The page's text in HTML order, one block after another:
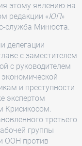
этому явлению на
редакции «ЮП»
служба Минюста.
делегации
с заместителем
с руководителем
и преступности
экспертом
Крисикосом.
третьего
группы
ООН против